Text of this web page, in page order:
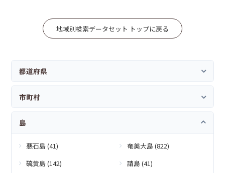
地域別検索データセット トップに戻る
都道府県
市町村
島
悪石島 (41)
奄美大島 (822)
硫黄島 (142)
請島 (41)